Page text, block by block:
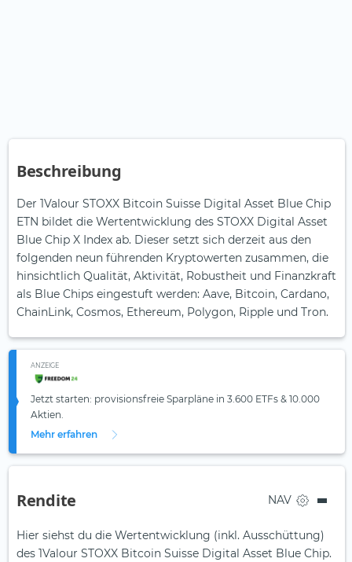
Beschreibung
Der 1Valour STOXX Bitcoin Suisse Digital Asset Blue Chip
ETN bildet die Wertentwicklung des STOXX Digital Asset
Blue Chip X Index ab. Dieser setzt sich derzeit aus den
folgenden neun führenden Kryptowerten zusammen, die
hinsichtlich Qualität, Aktivität, Robustheit und Finanzkraft
als Blue Chips eingestuft werden: Aave, Bitcoin, Cardano,
ChainLink, Cosmos, Ethereum, Polygon, Ripple und Tron.
ANZEIGE
Jetzt starten: provisionsfreie Sparpläne in 3.600 ETFs & 10.000
Aktien.
Mehr erfahren
Rendite NAV
Hier siehst du die Wertentwicklung (inkl. Ausschüttung)
des 1Valour STOXX Bitcoin Suisse Digital Asset Blue Chip.